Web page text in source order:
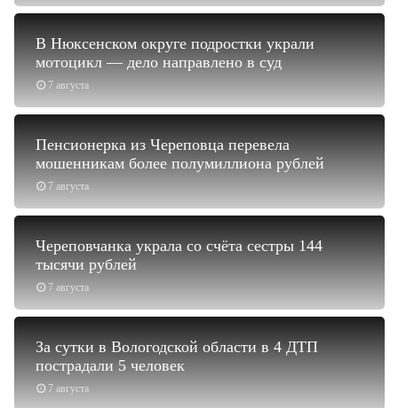
7 августа
В Нюксенском округе подростки украли
мотоцикл — дело направлено в суд
7 августа
Пенсионерка из Череповца перевела
мошенникам более полумиллиона рублей
7 августа
Череповчанка украла со счёта сестры 144
тысячи рублей
7 августа
За сутки в Вологодской области в 4 ДТП
пострадали 5 человек